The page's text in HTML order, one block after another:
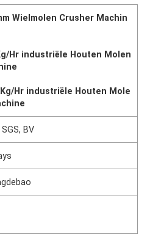
Wielmolen Crusher Machin
Hr industriële Houten Molen
Hr industriële Houten Mole
SGS, BV